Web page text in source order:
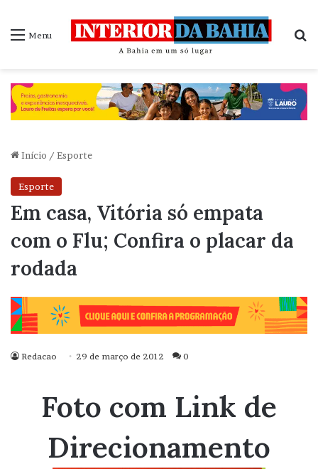
Menu
Início / Esporte
Esporte
Em casa, Vitória só empata
com o Flu; Confira o placar da
rodada
Redacao 29 de março de 2012 0
Foto com Link de
Direcionamento